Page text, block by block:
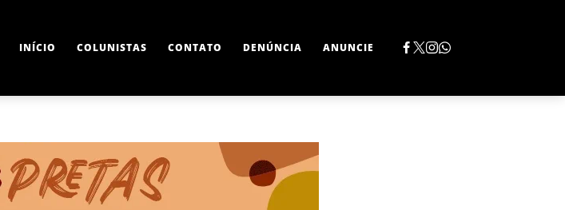
INÍCIO COLUNISTAS CONTATO DENÚNCIA ANUNCIE